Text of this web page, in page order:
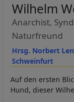
Hrsg. Norbert
Schweinfurt
Wilhelm
Anarchist,
Naturfreund
Auf den ersten
Hund, dieser